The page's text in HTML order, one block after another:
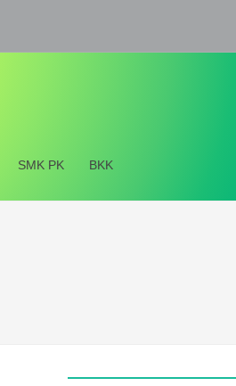
SMK PK BKK